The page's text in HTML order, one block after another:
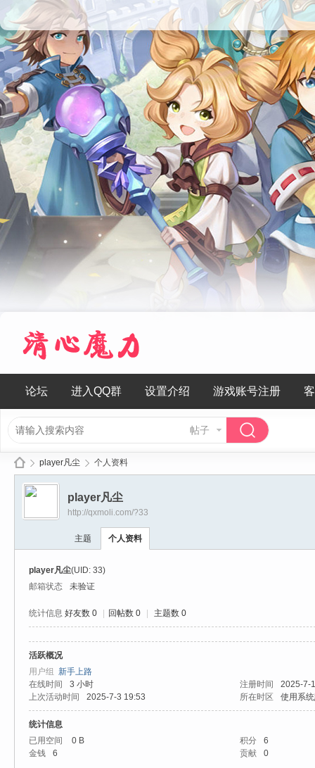
论坛 进入QQ群 设置介绍 游戏账号注册
帖子
›
player凡尘 个人资料
player凡尘
http://qxmoli.com/?33
主题 个人资料
player凡尘(UID: 33)
邮箱状态
未验证
统计信息 好友数 0 回帖数 0 主题数 0
活跃概况
用户组 新手上路
在线时间
3 小时 注册时间
2025-7-
上次活动时间
2025-7-3 19:53 所在时区 使用系
统计信息
已用空间
0 B 积分
6
金钱
6 贡献 0